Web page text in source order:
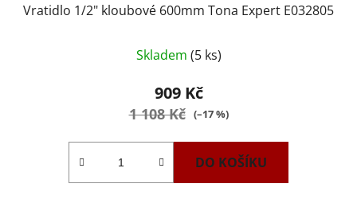
Vratidlo 1/2" kloubové 600mm Tona Expert E032805
hodnocení
produktu
je
Skladem (5 ks)
909 Kč
1 108 Kč (–17 %)
DO KOŠÍKU